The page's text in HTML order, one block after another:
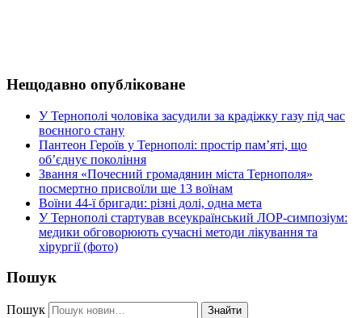
Нещодавно опубліковане
У Тернополі чоловіка засудили за крадіжку газу під час
воєнного стану
Пантеон Героїв у Тернополі: простір пам’яті, що
об’єднує покоління
Звання «Почесний громадянин міста Тернополя»
посмертно присвоїли ще 13 воїнам
Воїни 44-ї бригади: різні долі, одна мета
У Тернополі стартував всеукраїнський ЛОР-симпозіум:
медики обговорюють сучасні методи лікування та
хірургії (фото)
Пошук
Пошук Знайти